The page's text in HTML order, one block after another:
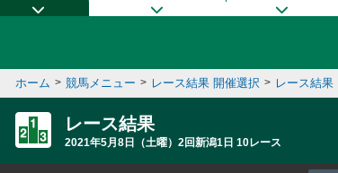
ホーム > 競馬メニュー > レース結果 開催選択 > レース結果
レース結果
2021年5月8日（土曜）2回新潟1日 10レース